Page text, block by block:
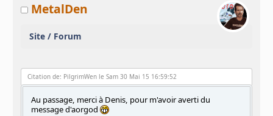
MetalDen
Site / Forum
Citation de: PilgrimWen le Sam 30 Mai 15 16:59:52
Au passage, merci à Denis, pour m'avoir averti du
message d'aorgod